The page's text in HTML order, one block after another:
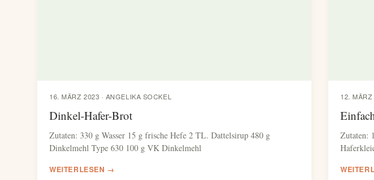
16. MÄRZ 2023 · ANGELIKA SOCKEL
Dinkel-Hafer-Brot
Zutaten: 330 g Wasser 15 g frische Hefe 2 TL. Dattelsirup 480 g
Dinkelmehl Type 630 100 g VK Dinkelmehl
WEITERLESEN →
12. MÄRZ
Zutaten: